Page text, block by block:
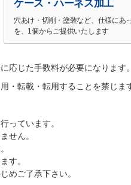
ケース・ハーネス加工
穴あけ・切削・塗装など、仕様にあ
を、1個からご提供いたします
応じた手数料が必要になります。
・転載・転用することを禁じま
っています。
せん。
す。
めご了承下さい。